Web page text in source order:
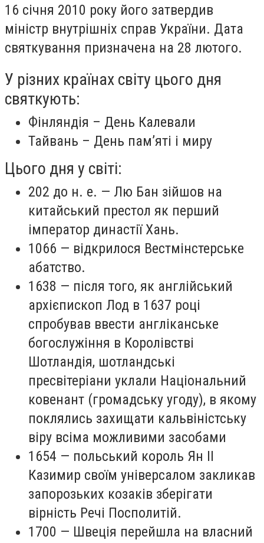
16 січня 2010 року його затвердив
міністр внутрішніх справ України. Дата
святкування призначена на 28 лютого.
У різних країнах світу цього дня
святкують:
Фінляндія – День Калевали
Тайвань – День пам’яті і миру
Цього дня у світі:
202 до н. е. — Лю Бан зійшов на
китайський престол як перший
імператор династії Хань.
1066 — відкрилося Вестмінстерське
абатство.
1638 — після того, як англійський
архієпископ Лод в 1637 році
спробував ввести англіканське
богослужіння в Королівстві
Шотландія, шотландські
пресвітеріани уклали Національний
ковенант (громадську угоду), в якому
поклялись захищати кальвіністську
віру всіма можливими засобами
1654 — польський король Ян II
Казимир своїм універсалом закликав
запорозьких козаків зберігати
вірність Речі Посполитій.
1700 — Швеція перейшла на власний